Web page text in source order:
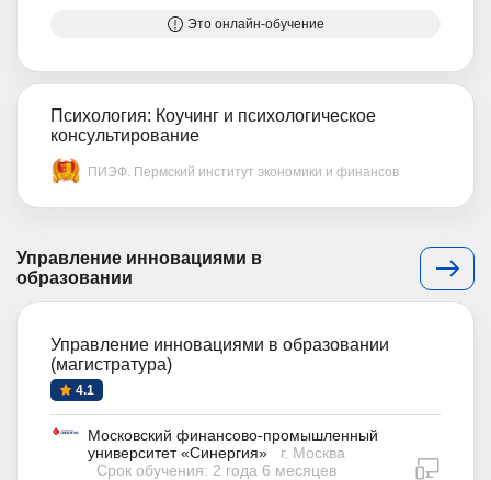
Это онлайн-обучение
Психология: Коучинг и психологическое
консультирование
ПИЭФ. Пермский институт экономики и финансов
Управление инновациями в
образовании
Управление инновациями в образовании
(магистратура)
4.1
Московский финансово-промышленный
университет «Синергия»
г. Москва
Срок обучения: 2 года 6 месяцев